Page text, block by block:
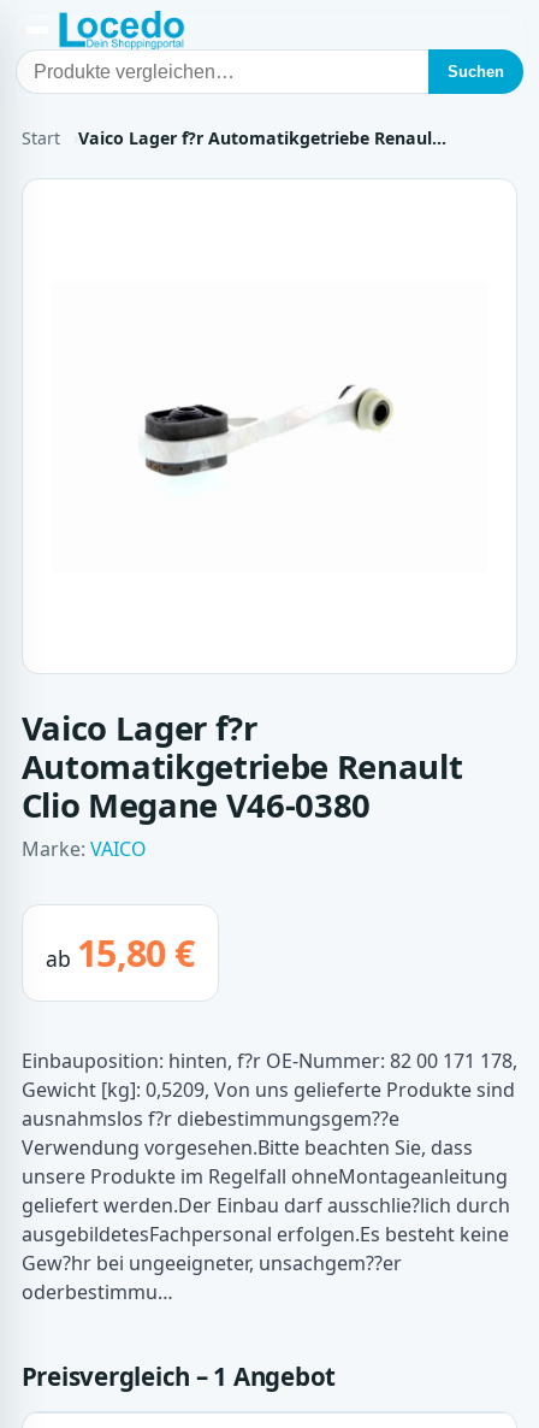
Suchen
Start Vaico Lager f?r Automatikgetriebe Renaul…
Vaico Lager f?r
Automatikgetriebe Renault
Clio Megane V46-0380
Marke: VAICO
ab 15,80 €
Einbauposition: hinten, f?r OE-Nummer: 82 00 171 178,
Gewicht [kg]: 0,5209, Von uns gelieferte Produkte sind
ausnahmslos f?r diebestimmungsgem??e
Verwendung vorgesehen.Bitte beachten Sie, dass
unsere Produkte im Regelfall ohneMontageanleitung
geliefert werden.Der Einbau darf ausschlie?lich durch
ausgebildetesFachpersonal erfolgen.Es besteht keine
Gew?hr bei ungeeigneter, unsachgem??er
oderbestimmu…
Preisvergleich – 1 Angebot